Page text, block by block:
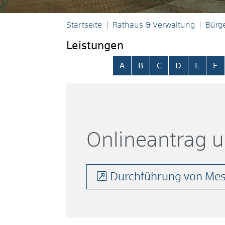
Startseite Rathaus & Verwaltung
Leistungen
Alphabetisches Register
A B C D E F
Onlineantrag
Durchführung von